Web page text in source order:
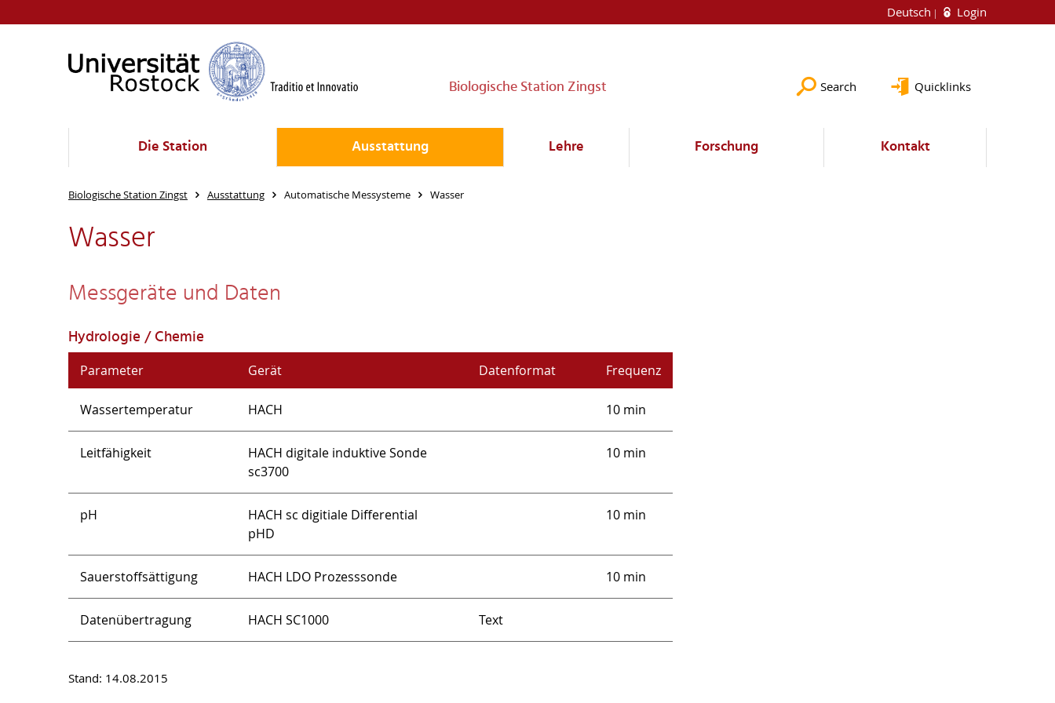
Deutsch Login
Biologische Station Zingst Search Quicklinks
Die Station Ausstattung Lehre Forschung Kontakt
Biologische Station Zingst Ausstattung Automatische Messysteme Wasser
Wasser
Messgeräte und Daten
Hydrologie / Chemie
Parameter Gerät Datenformat Frequenz
Wassertemperatur HACH 10 min
Leitfähigkeit
HACH digitale induktive Sonde
sc3700
10 min
pH
HACH sc digitiale Differential
pHD
10 min
Sauerstoffsättigung HACH LDO Prozesssonde 10 min
Datenübertragung HACH SC1000 Text
Stand: 14.08.2015